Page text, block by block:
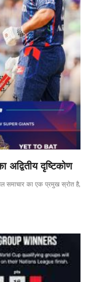
दृष्टिकोण
समाचार का एक प्रमुख स्रोत है,